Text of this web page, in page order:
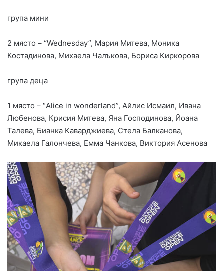
група мини
2 място – “Wednesday”, Мария Митева, Моника
Костадинова, Михаела Чалъкова, Бориса Киркорова
група деца
1 място – “Alice in wonderland”, Айлис Исмаил, Ивана
Любенова, Крисия Митева, Яна Господинова, Йоана
Талева, Бианка Каварджиева, Стела Балканова,
Микаела Галончева, Емма Чанкова, Виктория Асенова